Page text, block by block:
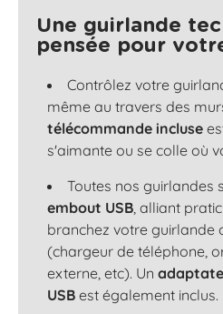
Une guirlande
pensée pour
Contrôlez votre
même au travers des
télécommande incluse
s'aimante ou se colle où
Toutes nos guirlandes
embout USB, alliant
branchez votre guirlande
(chargeur de téléphone,
externe, etc). Un
USB est également inclus.